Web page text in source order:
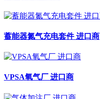
蓄能器氮气充电套件 进口商
VPSA氧气厂 进口商